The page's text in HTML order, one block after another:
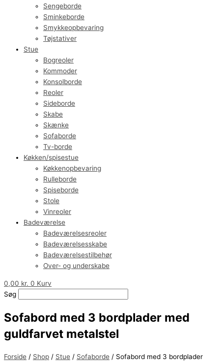
Sengeborde
Sminkeborde
Smykkeopbevaring
Tøjstativer
Stue
Bogreoler
Kommoder
Konsolborde
Reoler
Sideborde
Skabe
Skænke
Sofaborde
Tv-borde
Køkken/spisestue
Køkkenopbevaring
Rulleborde
Spiseborde
Stole
Vinreoler
Badeværelse
Badeværelsesreoler
Badeværelsesskabe
Badeværelsestilbehør
Over- og underskabe
0,00 kr. 0 Kurv
Søg
Sofabord med 3 bordplader med
guldfarvet metalstel
Forside / Shop / Stue / Sofaborde / Sofabord med 3 bordplader